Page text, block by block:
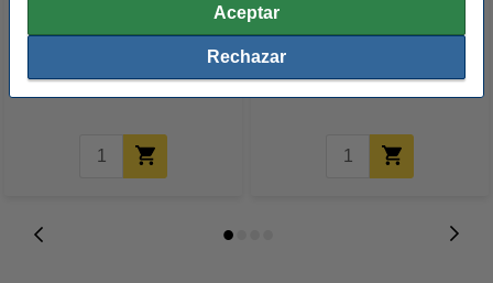
Aceptar
Rechazar
The Pink Stuff | Spray Limpiador
Baños 750 ml
Quitamanchas 500 ml